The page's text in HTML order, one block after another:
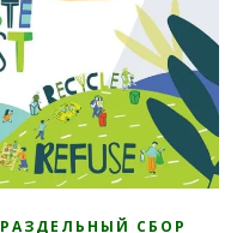
РАЗДЕЛЬНЫЙ СБОР